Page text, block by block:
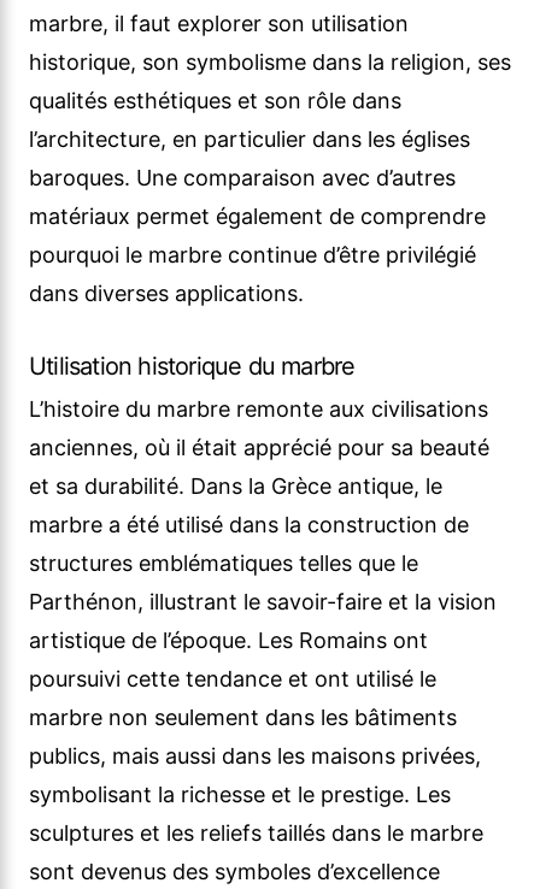
marbre, il faut explorer son utilisation
historique, son symbolisme dans la religion, ses
qualités esthétiques et son rôle dans
l’architecture, en particulier dans les églises
baroques. Une comparaison avec d’autres
matériaux permet également de comprendre
pourquoi le marbre continue d’être privilégié
dans diverses applications.
Utilisation historique du marbre
L’histoire du marbre remonte aux civilisations
anciennes, où il était apprécié pour sa beauté
et sa durabilité. Dans la Grèce antique, le
marbre a été utilisé dans la construction de
structures emblématiques telles que le
Parthénon, illustrant le savoir-faire et la vision
artistique de l’époque. Les Romains ont
poursuivi cette tendance et ont utilisé le
marbre non seulement dans les bâtiments
publics, mais aussi dans les maisons privées,
symbolisant la richesse et le prestige. Les
sculptures et les reliefs taillés dans le marbre
sont devenus des symboles d’excellence